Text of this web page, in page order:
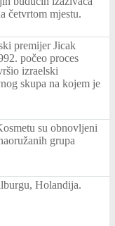
četvrtom mjestu.
premijer Jicak
počeo proces
izraelski
skupa na kojem je
su obnovljeni
grupa
Holandija.